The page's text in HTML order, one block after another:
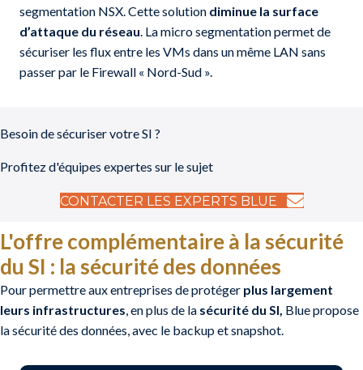
segmentation NSX. Cette solution diminue la surface
d’attaque du réseau. La micro segmentation permet de
sécuriser les flux entre les VMs dans un même LAN sans
passer par le Firewall « Nord-Sud ».
Besoin de sécuriser votre SI ?
Profitez d'équipes expertes sur le sujet
CONTACTER LES EXPERTS BLUE
L'offre complémentaire à la sécurité
du SI : la sécurité des données
Pour permettre aux entreprises de protéger plus largement
leurs infrastructures , en plus de la sécurité du SI, Blue propose
la sécurité des données, avec le backup et snapshot.